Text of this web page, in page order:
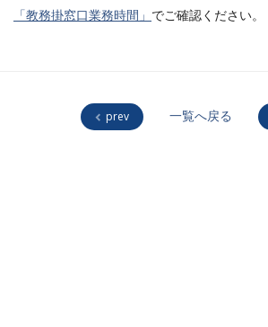
「教務掛窓口業務時間」 でご確認ください。
prev 一覧へ戻る